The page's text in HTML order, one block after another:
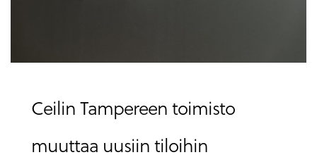
Ceilin Tampereen toimisto
muuttaa uusiin tiloihin